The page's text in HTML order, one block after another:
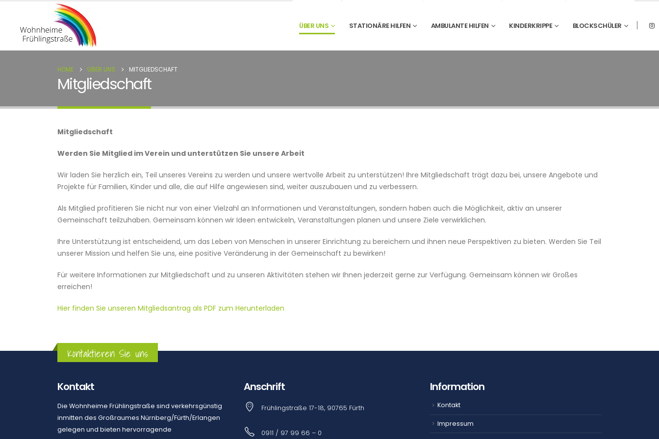
ÜBER UNS STATIONÄRE HILFEN AMBULANTE HILFEN KINDERKRIPPE BLOCKSCHÜLER
HOME ÜBER UNS MITGLIEDSCHAFT
Mitgliedschaft
Mitgliedschaft
Werden Sie Mitglied im Verein und unterstützen Sie unsere Arbeit
Wir laden Sie herzlich ein, Teil unseres Vereins zu werden und unsere wertvolle Arbeit zu unterstützen! Ihre Mitgliedschaft trägt dazu bei, unsere Angebote und
Projekte für Familien, Kinder und alle, die auf Hilfe angewiesen sind, weiter auszubauen und zu verbessern.
Als Mitglied profitieren Sie nicht nur von einer Vielzahl an Informationen und Veranstaltungen, sondern haben auch die Möglichkeit, aktiv an unserer
Gemeinschaft teilzuhaben. Gemeinsam können wir Ideen entwickeln, Veranstaltungen planen und unsere Ziele verwirklichen.
Ihre Unterstützung ist entscheidend, um das Leben von Menschen in unserer Einrichtung zu bereichern und ihnen neue Perspektiven zu bieten. Werden Sie Teil
unserer Mission und helfen Sie uns, eine positive Veränderung in der Gemeinschaft zu bewirken!
Für weitere Informationen zur Mitgliedschaft und zu unseren Aktivitäten stehen wir Ihnen jederzeit gerne zur Verfügung. Gemeinsam können wir Großes
erreichen!
Hier finden Sie unseren Mitgliedsantrag als PDF zum Herunterladen
Kontaktieren Sie uns
Kontakt
Die Wohnheime Frühlingstraße sind verkehrsgünstig
inmitten des Großraumes Nürnberg/Fürth/Erlangen
gelegen und bieten hervorragende
Anschrift
Frühlingstraße 17-18, 90765 Fürth
0911 / 97 99 66 – 0
Information
Kontakt
Impressum